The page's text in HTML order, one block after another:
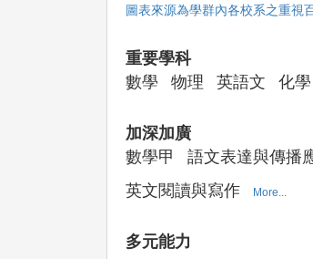
圖表來源為學群內各校系之重視
重要學科
數學
物理 英語文 化學
加深加廣
數學甲
語文表達與傳播
英文閱讀與寫作
More...
多元能力